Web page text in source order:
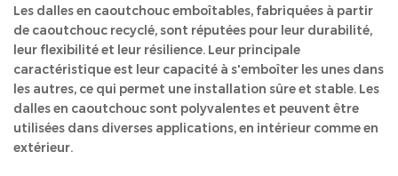
Les dalles en caoutchouc emboîtables, fabriquées à partir
de caoutchouc recyclé, sont réputées pour leur durabilité,
leur flexibilité et leur résilience. Leur principale
caractéristique est leur capacité à s'emboîter les unes dans
les autres, ce qui permet une installation sûre et stable. Les
dalles en caoutchouc sont polyvalentes et peuvent être
utilisées dans diverses applications, en intérieur comme en
extérieur.